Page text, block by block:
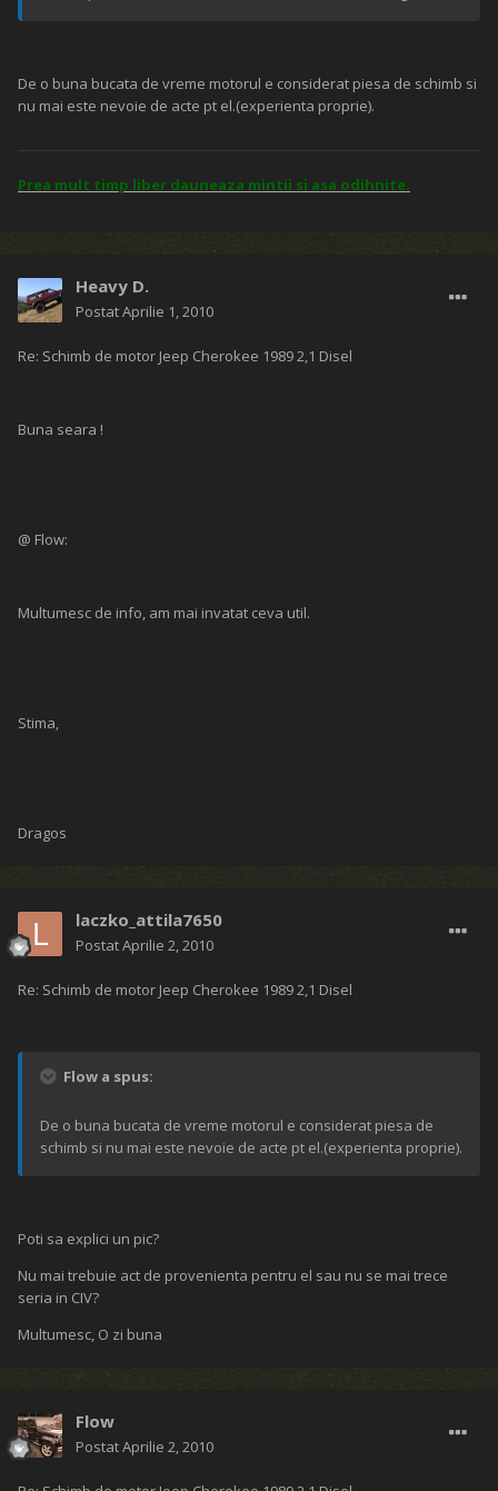
De o buna bucata de vreme motorul e considerat piesa de schimb si
nu mai este nevoie de acte pt el.(experienta proprie).
Prea mult timp liber dauneaza mintii si asa odihnite.
Heavy D.
PostatAprilie 1, 2010
Re: Schimb de motor Jeep Cherokee 1989 2,1 Disel
Buna seara !
@ Flow:
Multumesc de info, am mai invatat ceva util.
Stima,
Dragos
laczko_attila7650
PostatAprilie 2, 2010
Re: Schimb de motor Jeep Cherokee 1989 2,1 Disel
Flow a spus:
De o buna bucata de vreme motorul e considerat piesa de
schimb si nu mai este nevoie de acte pt el.(experienta proprie).
Poti sa explici un pic?
Nu mai trebuie act de provenienta pentru el sau nu se mai trece
seria in CIV?
Multumesc, O zi buna
Flow
PostatAprilie 2, 2010